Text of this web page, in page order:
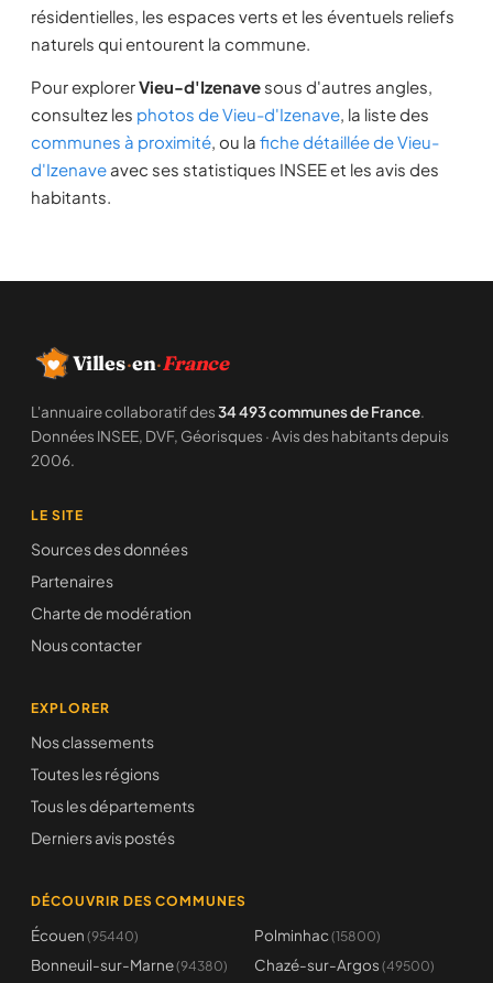
résidentielles, les espaces verts et les éventuels reliefs
naturels qui entourent la commune.
Pour explorerVieu-d'Izenave sous d'autres angles,
consultez les photos de Vieu-d'Izenave, la liste des
communes à proximité, ou la fiche détaillée de Vieu-
d'Izenave avec ses statistiques INSEE et les avis des
habitants.
Villes·en·France
L'annuaire collaboratif des34 493 communes de France.
Données INSEE, DVF, Géorisques · Avis des habitants depuis
2006.
LE SITE
Sources des données
Partenaires
Charte de modération
Nous contacter
EXPLORER
Nos classements
Toutes les régions
Tous les départements
Derniers avis postés
DÉCOUVRIR DES COMMUNES
Écouen (95440) Polminhac (15800)
Bonneuil-sur-Marne(94380) Chazé-sur-Argos (49500)